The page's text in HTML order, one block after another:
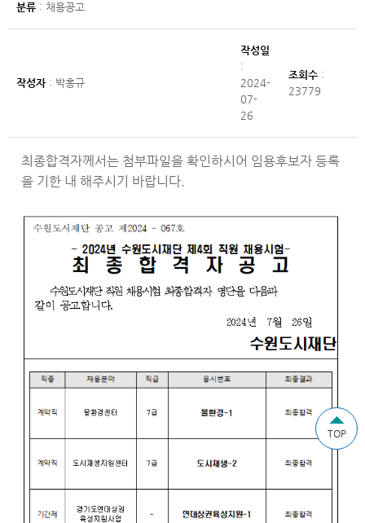
분류 : 채용공고
작성자: 박홍규
작성일
:
2024-
07-
26
조회수 :
23779
최종합격자께서는 첨부파일을 확인하시어 임용후보자 등록
을 기한 내 해주시기 바랍니다.
TOP